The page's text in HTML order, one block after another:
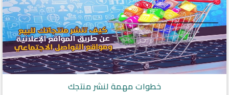
خطوات مهمة لنشر منتجك